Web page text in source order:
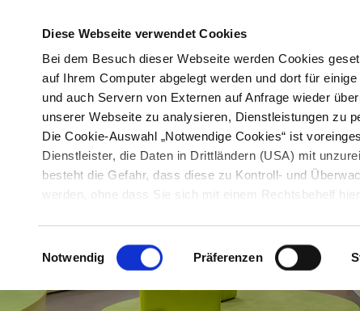
Diese Webseite verwendet Cookies
Bei dem Besuch dieser Webseite werden Cookies
auf Ihrem Computer abgelegt werden und dort für
und auch Servern von Externen auf Anfrage wieder
unserer Webseite zu analysieren, Dienstleistungen zu
Die Cookie-Auswahl „Notwendige Cookies“ ist
Dienstleister, die Daten in Drittländern (USA) mit
besteht die Gefahr, dass diese zu Kontroll- und
werden, ohne dass Sie sich mit einem Rechtsbehelf
Datenschutzerklärung
entnehmen. Die von Ihnen
jederzeit mit Wirkung für die Zukunft angepasst oder
Einwilligungsauswahl
Notwendig Präferenzen
STARTSEITE